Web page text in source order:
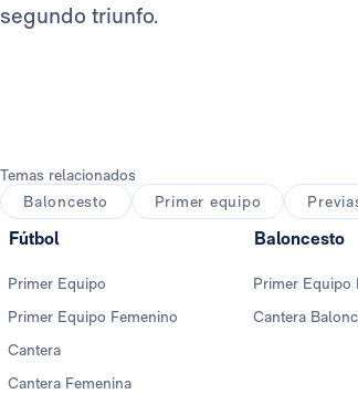
segundo triunfo.
Temas relacionados
Baloncesto
Primer equipo
Fútbol
Primer Equipo
Primer Equipo Femenino
Cantera
Cantera Femenina
Baloncesto
Primer Equipo
Cantera